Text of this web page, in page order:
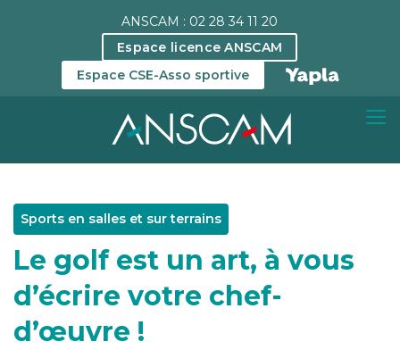
ANSCAM : 02 28 34 11 20
Espace licence ANSCAM
Espace CSE-Asso sportive
Sports en salles et sur terrains
Le golf est un art, à vous
d’écrire votre chef-
d’œuvre !